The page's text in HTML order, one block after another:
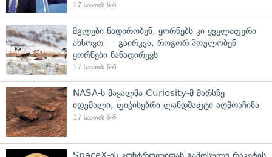
17 საათის წინ
მგლები ნადირობენ, ყორნებს კი ყველაფერი
ახსოვთ — გაირკვა, როგორ პოულობენ
ყორნები ნანადირევს
17 საათის წინ
NASA-ს მავალმა Curiosity-მ მარსზე
იდუმალი, ფიჭისებრი ლანდშაფტი აღმოაჩინა
17 საათის წინ